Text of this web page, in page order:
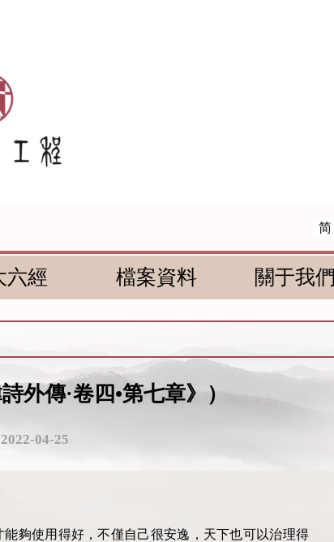
简
六經 檔案資料 關于我們
外傳·卷四•第七章》）
2022-04-25
夠使用得好，不僅自己很安逸，天下也可以治理得